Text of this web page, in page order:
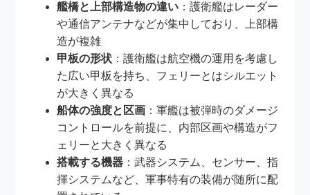
艦橋と上部構造物の違い ：護衛艦はレーダー
や通信アンテナなどが集中しており、上部構
造が複雑
甲板の形状 ：護衛艦は航空機の運用を考慮し
た広い甲板を持ち、フェリーとはシルエット
が大きく異なる
船体の強度と区画 ：軍艦は被弾時のダメージ
コントロールを前提に、内部区画や構造がフ
ェリーと大きく異なる
搭載する機器 ：武器システム、センサー、指
揮システムなど、軍事特有の装備が随所に配